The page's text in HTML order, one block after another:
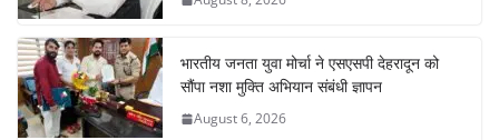
भारतीय जनता युवा मोर्चा ने एसएसपी देहरादून को
सौंपा नशा मुक्ति अभियान संबंधी ज्ञापन
August 6, 2026